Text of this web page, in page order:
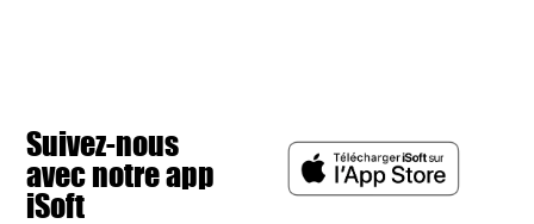
Suivez-nous
avec notre app
iSoft